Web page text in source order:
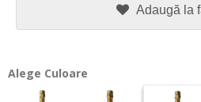
Adaugă la
Alege Culoare